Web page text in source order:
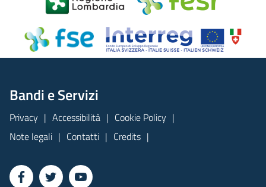
Bandi e Servizi
Privacy Accessibilità
Cookie Policy
Note legali
Contatti Credits